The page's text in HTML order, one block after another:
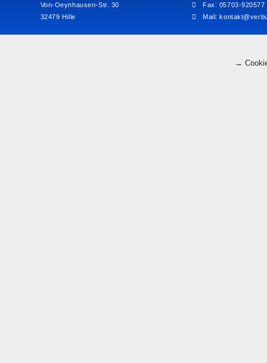
Von-Oeynhausen-Str. 30
32479 Hille
Fax: 05703-920577
Mail:
→